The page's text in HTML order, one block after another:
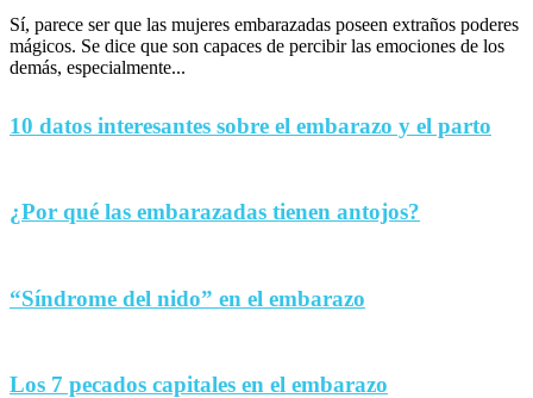
Sí, parece ser que las mujeres embarazadas poseen extraños poderes
mágicos. Se dice que son capaces de percibir las emociones de los
demás, especialmente...
10 datos interesantes sobre el embarazo y el parto
¿Por qué las embarazadas tienen antojos?
“Síndrome del nido” en el embarazo
Los 7 pecados capitales en el embarazo